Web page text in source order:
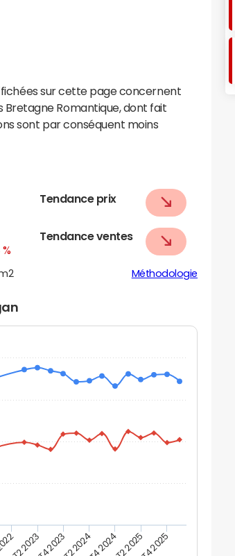
sur cette page concernent
Bretagne Romantique, dont fait
sont par conséquent moins
Tendance prix
Tendance ventes
Méthodologie
T2 2023T4 2023T2 2024T4 2024T2 2025T4 2025